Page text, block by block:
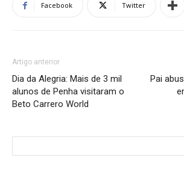
Facebook Twitter
Artigo anterior
Dia da Alegria: Mais de 3 mil
alunos de Penha visitaram o
Beto Carrero World
Pai